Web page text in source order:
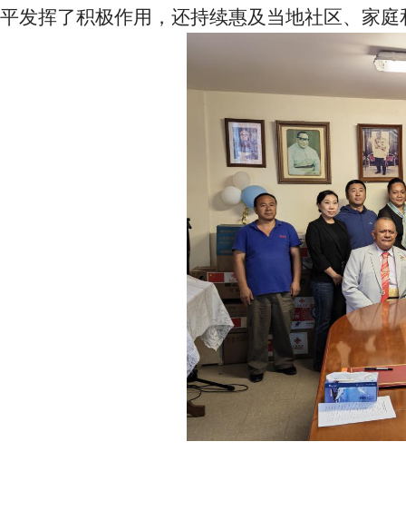
平发挥了积极作用，还持续惠及当地社区、家